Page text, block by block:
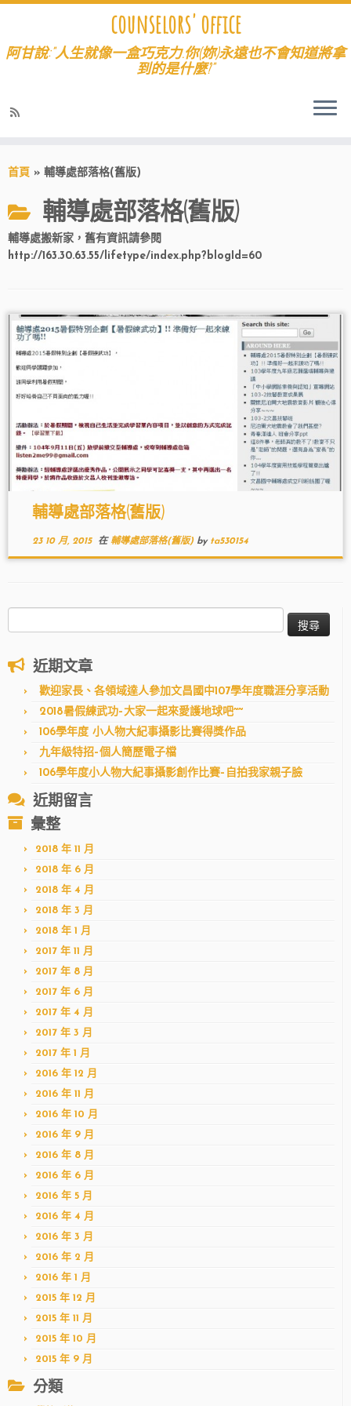
counselors' office
阿甘說:"人生就像一盒巧克力.你(妳)永遠也不會知道將拿
到的是什麼?"
首頁 » 輔導處部落格(舊版)
輔導處部落格(舊版)
輔導處搬新家，舊有資訊請參閱
http://163.30.63.55/lifetype/index.php?blogId=60
輔導處部落格(舊版)
23 10 月, 2015在輔導處部落格(舊版) by ta530154
尋
鍵
近期文章
歡迎家長、各領域達人參加文昌國中107學年度職涯分享活動
2018暑假練武功–大家一起來愛護地球吧~~
106學年度 小人物大紀事攝影比賽得獎作品
九年級特招–個人簡歷電子檔
106學年度小人物大紀事攝影創作比賽–自拍我家親子臉
近期留言
彙整
2018 年 11 月
2018 年 6 月
2018 年 4 月
2018 年 3 月
2018 年 1 月
2017 年 11 月
2017 年 8 月
2017 年 6 月
2017 年 4 月
2017 年 3 月
2017 年 1 月
2016 年 12 月
2016 年 11 月
2016 年 10 月
2016 年 9 月
2016 年 8 月
2016 年 6 月
2016 年 5 月
2016 年 4 月
2016 年 3 月
2016 年 2 月
2016 年 1 月
2015 年 12 月
2015 年 11 月
2015 年 10 月
2015 年 9 月
分類